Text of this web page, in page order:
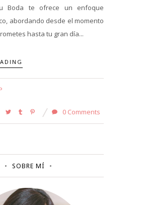
Boda te ofrece un enfoque
abordando desde el momento
hasta tu gran día...
0 Comments
SOBRE MÍ